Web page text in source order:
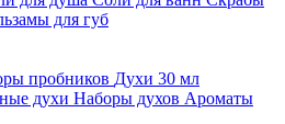
для губ
пробников Духи 30 мл
духи Наборы духов Ароматы